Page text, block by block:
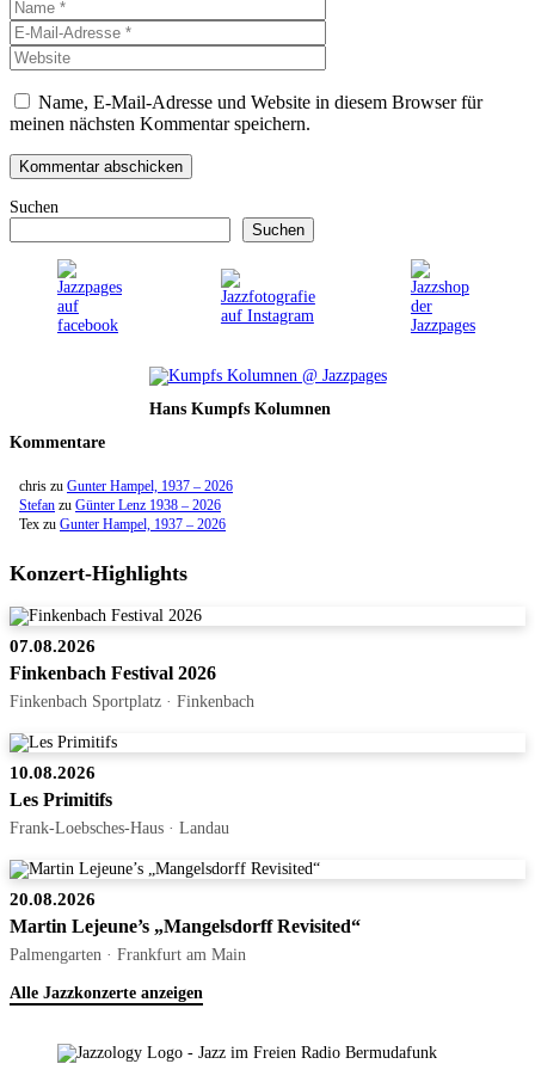
Name
Mail-
Adresse
Name, E-Mail-Adresse und Website in diesem Browser für
meinen nächsten Kommentar speichern.
Suchen
Suchen
Hans Kumpfs Kolumnen
Kommentare
chris zu Gunter Hampel, 1937 – 2026
Stefan zu Günter Lenz 1938 – 2026
Tex zu Gunter Hampel, 1937 – 2026
Konzert-Highlights
07.08.2026
Finkenbach Festival 2026
Finkenbach Sportplatz · Finkenbach
10.08.2026
Les Primitifs
Frank-Loebsches-Haus · Landau
20.08.2026
Martin Lejeune’s „Mangelsdorff Revisited“
Palmengarten · Frankfurt am Main
Alle Jazzkonzerte anzeigen